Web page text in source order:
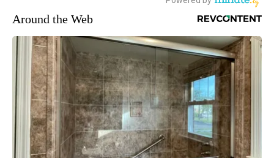
Around the Web